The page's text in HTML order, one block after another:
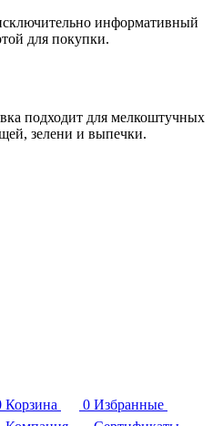
информативный
для покупки.
подходит для мелкоштучных
зелени и выпечки.
Корзина 0 Избранные